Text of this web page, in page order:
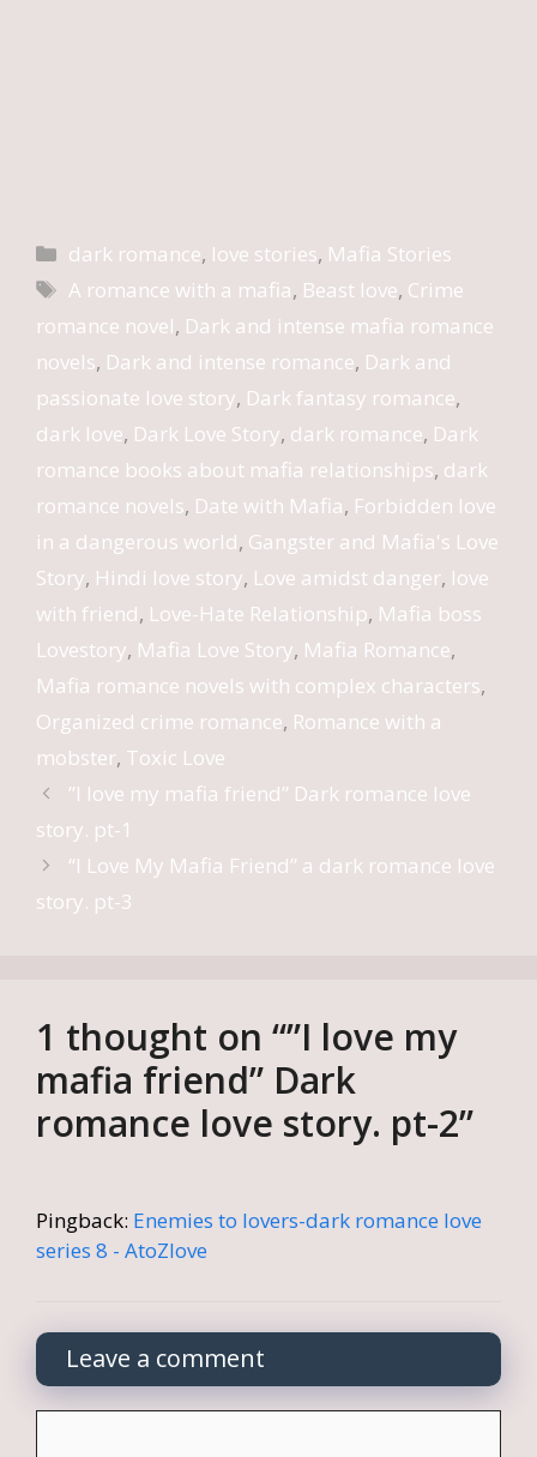
Categories
dark romance, love stories, Mafia Stories
Tags
A romance with a mafia, Beast love, Crime
romance novel, Dark and intense mafia romance
novels, Dark and intense romance, Dark and
passionate love story, Dark fantasy romance,
dark love, Dark Love Story, dark romance, Dark
romance books about mafia relationships, dark
romance novels, Date with Mafia, Forbidden love
in a dangerous world, Gangster and Mafia's Love
Story, Hindi love story, Love amidst danger, love
with friend, Love-Hate Relationship, Mafia boss
Lovestory, Mafia Love Story, Mafia Romance,
Mafia romance novels with complex characters,
Organized crime romance, Romance with a
mobster, Toxic Love
”I love my mafia friend” Dark romance love
story. pt-1
“I Love My Mafia Friend” a dark romance love
story. pt-3
1 thought on “”I love my
mafia friend” Dark
romance love story. pt-2”
Pingback: Enemies to lovers-dark romance love
series 8 - AtoZlove
Leave a comment